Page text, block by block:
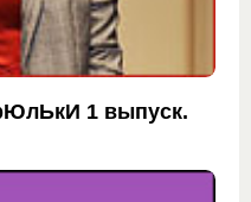
1 выпуск.